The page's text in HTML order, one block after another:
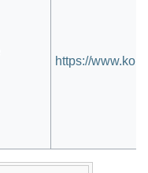
https://